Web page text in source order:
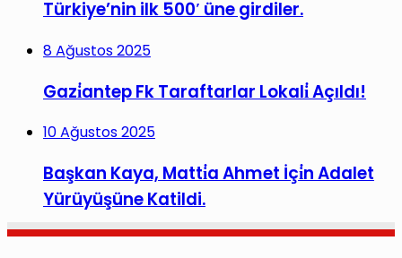
Türkiye’nin ilk 500′ üne girdiler.
8 Ağustos 2025
Gazi̇antep Fk Taraftarlar Lokali̇ Açıldı!
10 Ağustos 2025
Başkan Kaya, Matti̇a Ahmet İçi̇n Adalet
Yürüyüşüne Katildi.